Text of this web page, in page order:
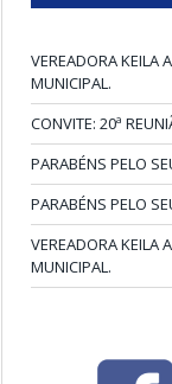
VEREADORA KEILA
MUNICIPAL.
CONVITE: 20ª
PARABÉNS PELO
PARABÉNS PELO
VEREADORA KEILA
MUNICIPAL.